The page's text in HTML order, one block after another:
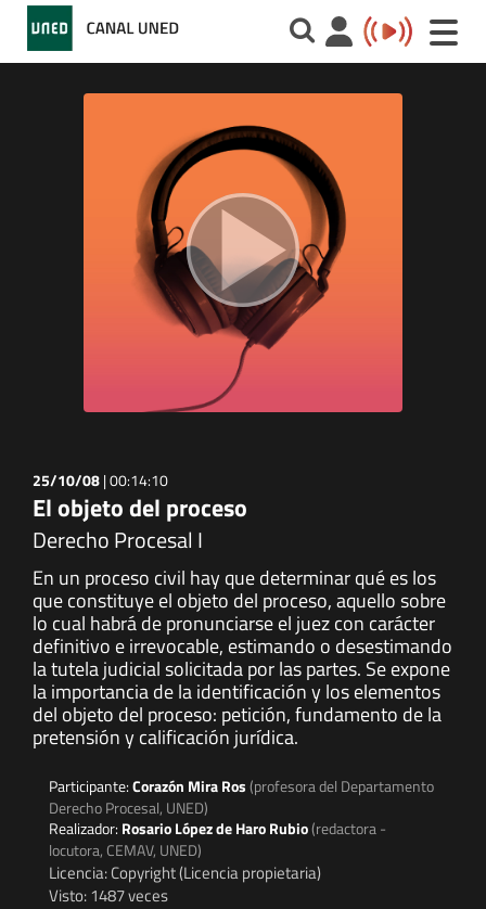
Toggle
25/10/08|00:14:10
El objeto del proceso
Derecho Procesal I
En un proceso civil hay que determinar qué es los
que constituye el objeto del proceso, aquello sobre
lo cual habrá de pronunciarse el juez con carácter
definitivo e irrevocable, estimando o desestimando
la tutela judicial solicitada por las partes. Se expone
la importancia de la identificación y los elementos
del objeto del proceso: petición, fundamento de la
pretensión y calificación jurídica.
Participante:Corazón Mira Ros(profesora del Departamento
Derecho Procesal, UNED)
Realizador: Rosario López de Haro Rubio(redactora -
locutora, CEMAV, UNED)
Licencia: Copyright (Licencia propietaria)
Visto: 1487 veces